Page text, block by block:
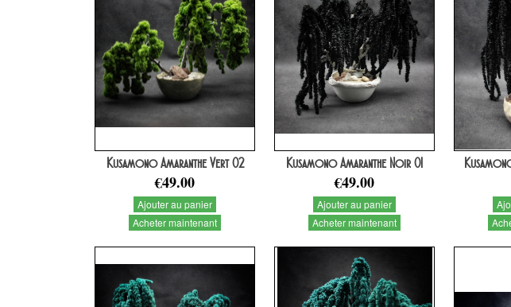
Kusamono Amaranthe Vert 02
€49.00
Ajouter au panier
Acheter maintenant
Kusamono Amaranthe Noir 01
€49.00
Ajouter au panier
Acheter maintenant